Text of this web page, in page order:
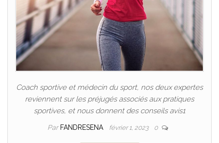
Coach sportive et médecin du sport, nos deux expertes
reviennent sur les préjugés associés aux pratiques
sportives, et nous donnent des conseils avis1
Par FANDRESENA février 1, 2023 0